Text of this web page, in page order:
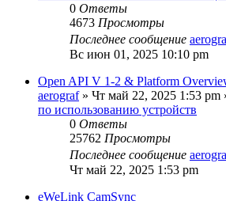
0 Ответы
4673 Просмотры
Последнее сообщение
Вс июн 01, 2025 10:10 pm
Open API V 1-2 & Platform
aerograf» Чт май 22, 2025 1:53 pm
по использованию устройств
0 Ответы
25762 Просмотры
Последнее сообщение
Чт май 22, 2025 1:53 pm
eWeLink CamSync